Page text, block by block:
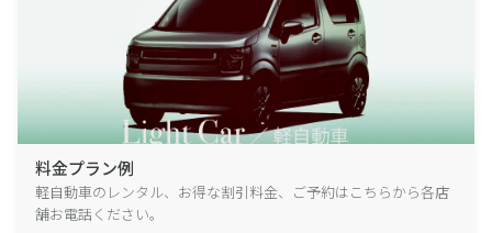
料金プラン例
軽自動車のレンタル、お得な割引料金、ご予約はこちらから各店
舗お電話ください。